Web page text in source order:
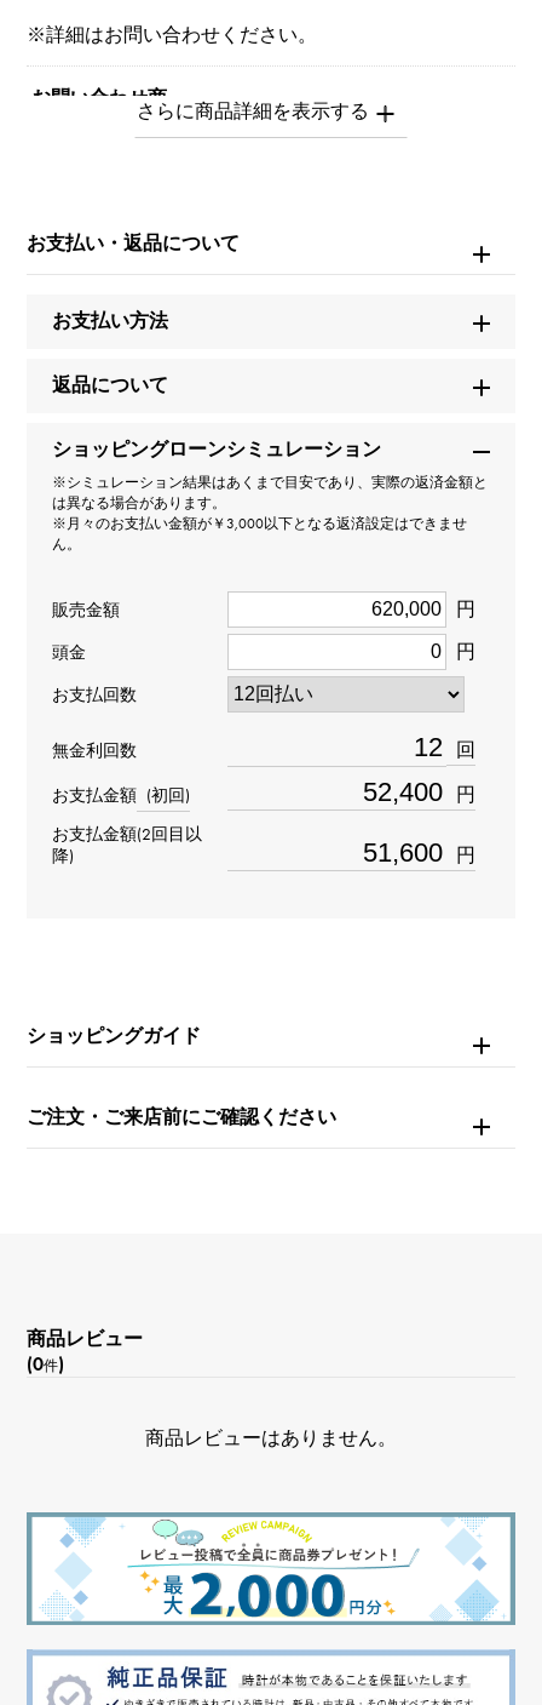
※詳細はお問い合わせください。
お問い合わせ商
商品名
No.1 コレクション No.1
ブランド名
ベダ&カンパニー
モデル名
No.1
型番
タイプ
メンズ
ムーブメント
自動巻き
防水
ギョーシェ
ホワイト
お支払い・返品について
お支払い方法
返品について
ショッピングローンシミュレーション
※シミュレーション結果はあくまで目安であり、実際の返済金額と
は異なる場合があります。
※月々のお支払い金額が￥3,000以下となる返済設定はできませ
ん。
販売金額 円
頭金 円
お支払回数
無金利回数 回
お支払金額 (初回) 円
お支払金額(2回目以
降)
円
ショッピングガイド
ご注文・ご来店前にご確認ください
商品レビュー
(0件)
商品レビューはありません。